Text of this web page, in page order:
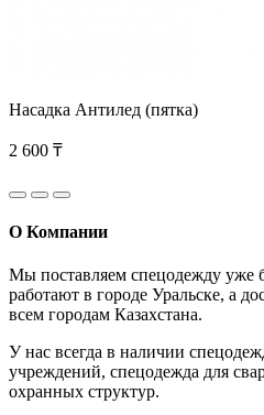
Насадка Антилед (пятка)
2 600 ₸
О Компании
Мы поставляем спецодежду уже
работают в городе Уральске, а
всем городам Казахстана.
У нас всегда в наличии
учреждений, спецодежда для
охранных структур.